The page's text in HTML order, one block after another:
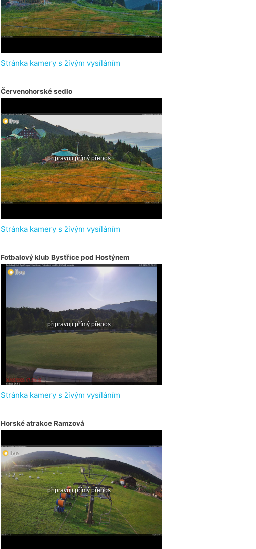
Stránka kamery s živým vysíláním
Červenohorské sedlo
Stránka kamery s živým vysíláním
Fotbalový klub Bystřice pod Hostýnem
Stránka kamery s živým vysíláním
Horské atrakce Ramzová